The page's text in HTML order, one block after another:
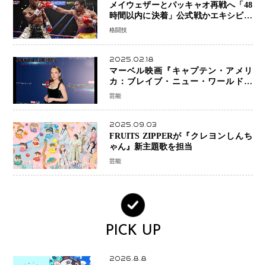
メイウェザーとパッキャオ再戦へ「48
時間以内に決着」公式戦かエキシビシ
ョンか混迷続く
格闘技
2025.02.18
マーベル映画『キャプテン・アメリ
カ：ブレイブ・ニュー・ワールド』
新ブラック・ウィドウ役のシラ・ハー
芸能
2025.09.03
FRUITS ZIPPERが『クレヨンしんち
ゃん』新主題歌を担当
芸能
PICK UP
2026.8.8